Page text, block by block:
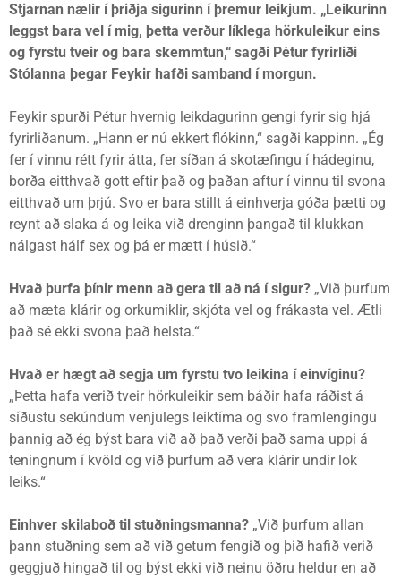
Stjarnan nælir í þriðja sigurinn í þremur leikjum. „Leikurinn
leggst bara vel í mig, þetta verður líklega hörkuleikur eins
og fyrstu tveir og bara skemmtun,“ sagði Pétur fyrirliði
Stólanna þegar Feykir hafði samband í morgun.
Feykir spurði Pétur hvernig leikdagurinn gengi fyrir sig hjá
fyrirliðanum. „Hann er nú ekkert flókinn,“ sagði kappinn. „Ég
fer í vinnu rétt fyrir átta, fer síðan á skotæfingu í hádeginu,
borða eitthvað gott eftir það og þaðan aftur í vinnu til svona
eitthvað um þrjú. Svo er bara stillt á einhverja góða þætti og
reynt að slaka á og leika við drenginn þangað til klukkan
nálgast hálf sex og þá er mætt í húsið.“
Hvað þurfa þínir menn að gera til að ná í sigur? „Við þurfum
að mæta klárir og orkumiklir, skjóta vel og frákasta vel. Ætli
það sé ekki svona það helsta.“
Hvað er hægt að segja um fyrstu tvo leikina í einvíginu?
„Þetta hafa verið tveir hörkuleikir sem báðir hafa ráðist á
síðustu sekúndum venjulegs leiktíma og svo framlengingu
þannig að ég býst bara við að það verði það sama uppi á
teningnum í kvöld og við þurfum að vera klárir undir lok
leiks.“
Einhver skilaboð til stuðningsmanna? „Við þurfum allan
þann stuðning sem að við getum fengið og þið hafið verið
geggjuð hingað til og býst ekki við neinu öðru heldur en að